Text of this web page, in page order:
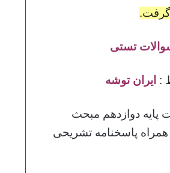
گرفت.
تستی
: ایران توشه
دوازدهم مبحث
تست ها 300 عدد هستند و به همراه پاسخنامه تشریحی